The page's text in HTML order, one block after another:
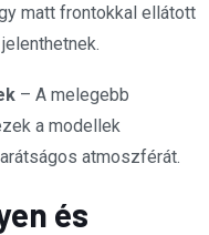
matt frontokkal ellátott
– A melegebb
a modellek
atmoszférát.
és